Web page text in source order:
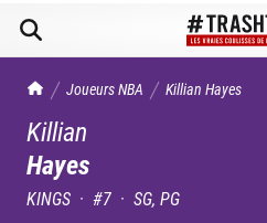
TrashTalk Actu NBA
Joueurs NBA Killian Hayes
Killian
Hayes
KINGS · #7 · SG, PG